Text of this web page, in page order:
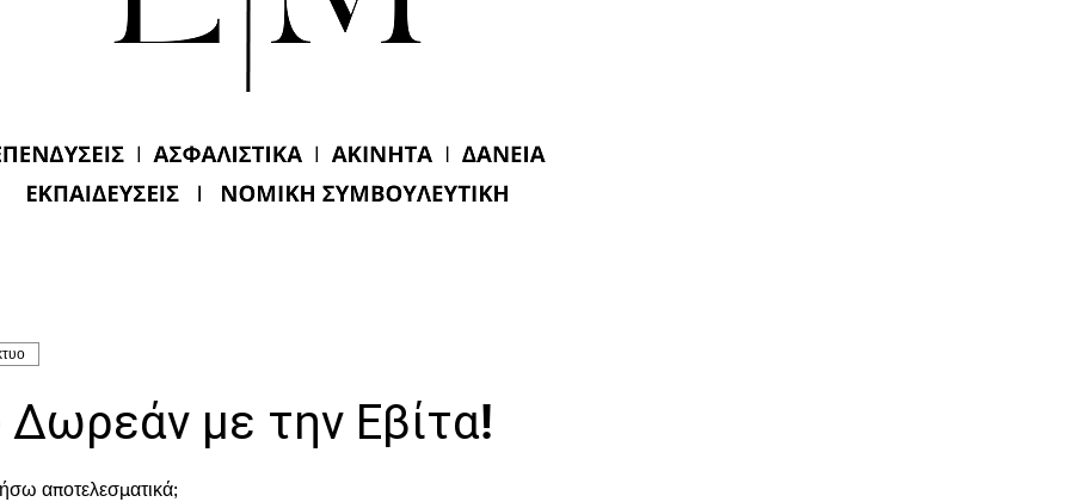
Δωρεάν με την Εβίτα!
αποτελεσματικά;